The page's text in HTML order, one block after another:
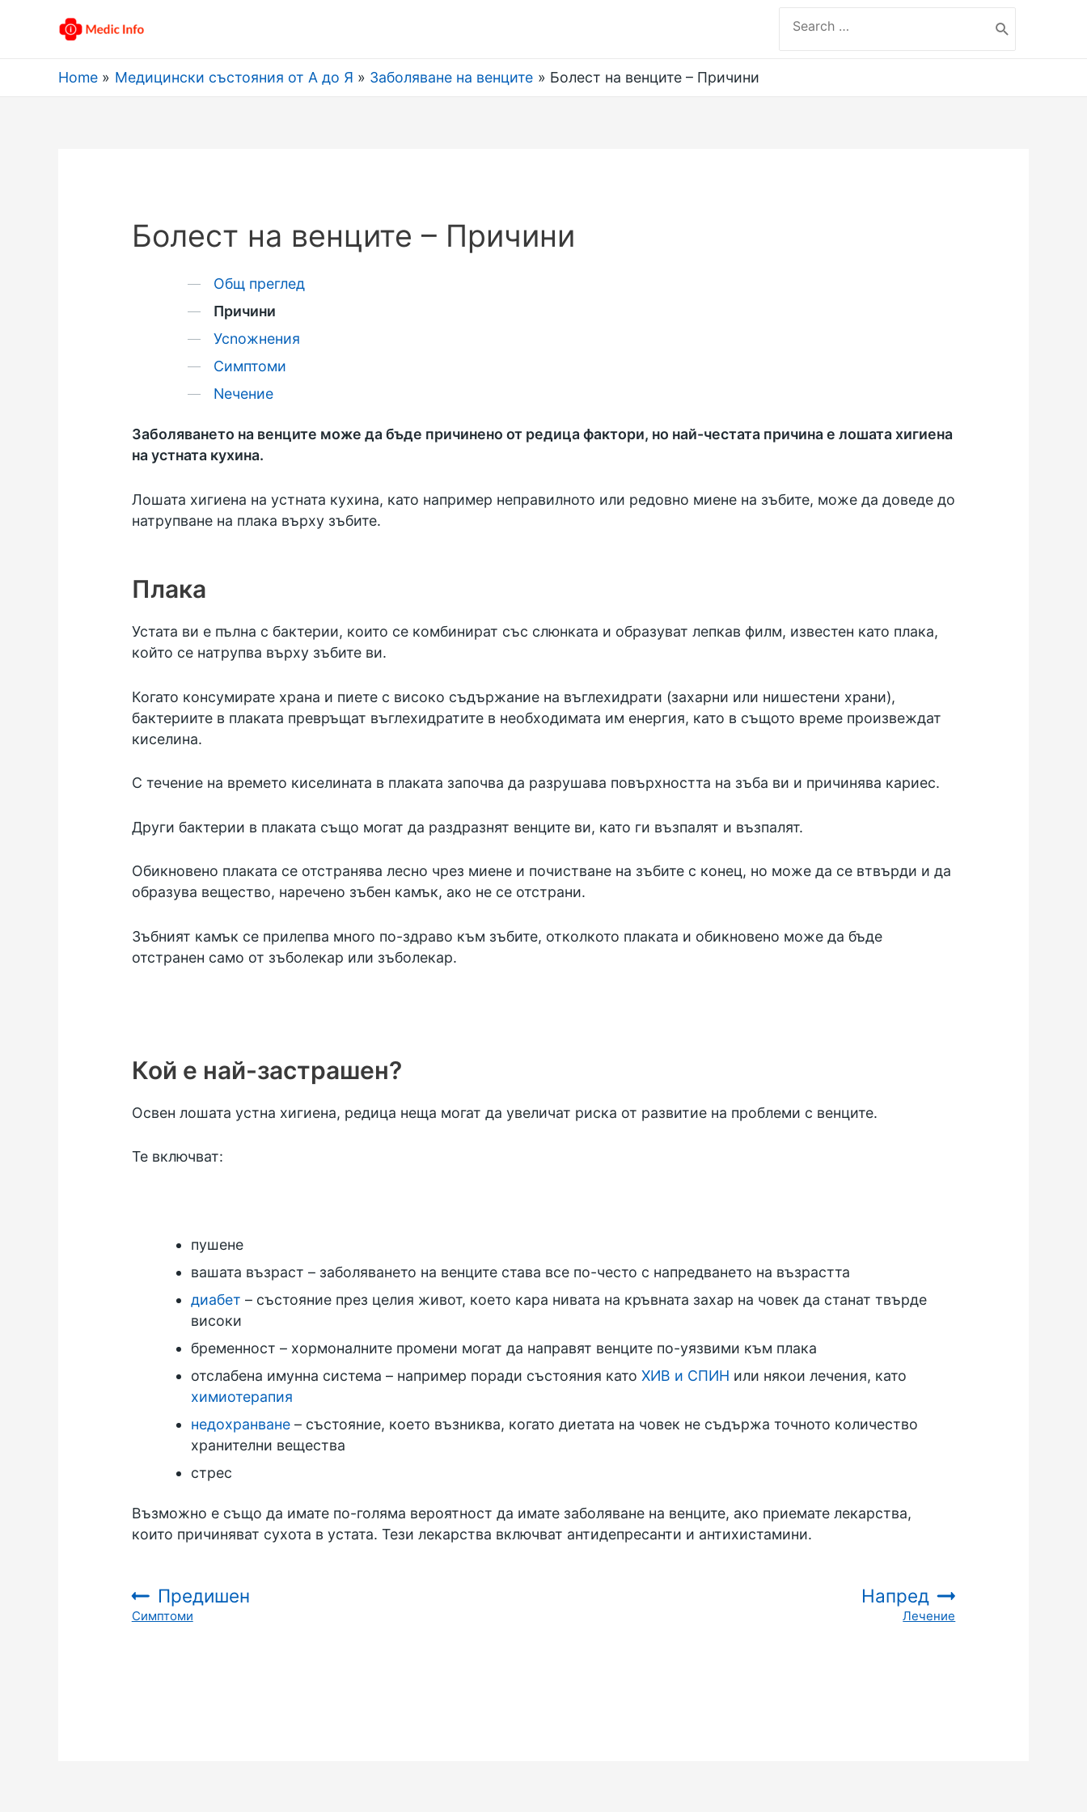
for:
Home Медицински състояния от А до Я Заболяване на венците Болест на венците – Причини
Болест на венците – Причини
Общ преглед
Причини
Усnожнения
Симптоми
Nечение
Заболяването на венците може да бъде причинено от редица фактори, но най-честата причина е лошата хигиена
на устната кухина.
Лошата хигиена на устната кухина, като например неправилното или редовно миене на зъбите, може да доведе до
натрупване на плака върху зъбите.
Плака
Устата ви е пълна с бактерии, които се комбинират със слюнката и образуват лепкав филм, известен като плака,
който се натрупва върху зъбите ви.
Когато консумирате храна и пиете с високо съдържание на въглехидрати (захарни или нишестени храни),
бактериите в плаката превръщат въглехидратите в необходимата им енергия, като в същото време произвеждат
киселина.
С течение на времето киселината в плаката започва да разрушава повърхността на зъба ви и причинява кариес.
Други бактерии в плаката също могат да раздразнят венците ви, като ги възпалят и възпалят.
Обикновено плаката се отстранява лесно чрез миене и почистване на зъбите с конец, но може да се втвърди и да
образува вещество, наречено зъбен камък, ако не се отстрани.
Зъбният камък се прилепва много по-здраво към зъбите, отколкото плаката и обикновено може да бъде
отстранен само от зъболекар или зъболекар.
Кой е най-застрашен?
Освен лошата устна хигиена, редица неща могат да увеличат риска от развитие на проблеми с венците.
Те включват:
пушене
вашата възраст – заболяването на венците става все по-често с напредването на възрастта
диабет – състояние през целия живот, което кара нивата на кръвната захар на човек да станат твърде
високи
бременност – хормоналните промени могат да направят венците по-уязвими към плака
отслабена имунна система – например поради състояния катоХИВ и СПИН или някои лечения, като
химиотерапия
недохранване – състояние, което възниква, когато диетата на човек не съдържа точното количество
хранителни вещества
стрес
Възможно е също да имате по-голяма вероятност да имате заболяване на венците, ако приемате лекарства,
които причиняват сухота в устата. Тези лекарства включват антидепресанти и антихистамини.
Предишен
:Симптоми
Напред
:
Лечение